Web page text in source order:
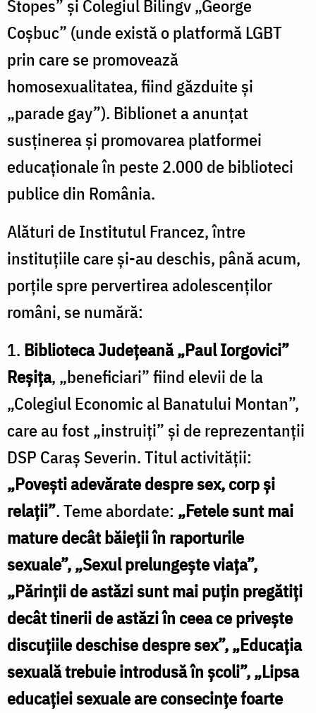
Stopes” şi Colegiul Bilingv „George
Coşbuc” (unde există o platformă LGBT
prin care se promovează
homosexualitatea, fiind găzduite şi
„parade gay”). Biblionet a anunţat
susţinerea şi promovarea platformei
educaţionale în peste 2.000 de biblioteci
publice din România.
Alături de Institutul Francez, între
instituţiile care şi-au deschis, până acum,
porţile spre pervertirea adolescenţilor
români, se numără:
1. Biblioteca Judeţeană „Paul Iorgovici”
Reşiţa, „beneficiari” fiind elevii de la
„Colegiul Economic al Banatului Montan”,
care au fost „instruiţi” şi de reprezentanţii
DSP Caraş Severin. Titul activităţii:
„Poveşti adevărate despre sex, corp şi
relaţii”. Teme abordate: „Fetele sunt mai
mature decât băieţii în raporturile
sexuale”, „Sexul prelungeşte viaţa”,
„Părinţii de astăzi sunt mai puţin pregătiţi
decât tinerii de astăzi în ceea ce priveşte
discuţiile deschise despre sex”, „Educaţia
sexuală trebuie introdusă în şcoli”, „Lipsa
educaţiei sexuale are consecinţe foarte